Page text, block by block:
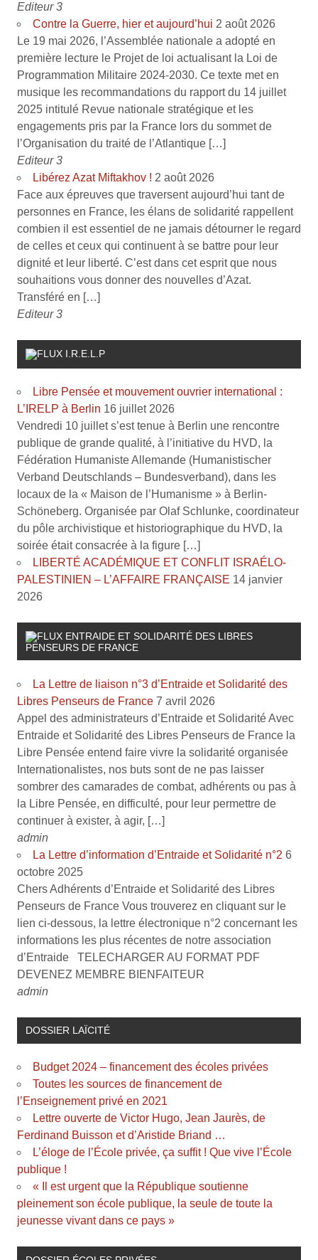
Editeur 3
Contre la Guerre, hier et aujourd’hui 2 août 2026
Le 19 mai 2026, l’Assemblée nationale a adopté en
première lecture le Projet de loi actualisant la Loi de
Programmation Militaire 2024-2030. Ce texte met en
musique les recommandations du rapport du 14 juillet
2025 intitulé Revue nationale stratégique et les
engagements pris par la France lors du sommet de
l’Organisation du traité de l’Atlantique […]
Editeur 3
Libérez Azat Miftakhov ! 2 août 2026
Face aux épreuves que traversent aujourd’hui tant de
personnes en France, les élans de solidarité rappellent
combien il est essentiel de ne jamais détourner le regard
de celles et ceux qui continuent à se battre pour leur
dignité et leur liberté. C’est dans cet esprit que nous
souhaitions vous donner des nouvelles d’Azat.
Transféré en […]
Editeur 3
I.R.E.L.P
Libre Pensée et mouvement ouvrier international :
L’IRELP à Berlin 16 juillet 2026
Vendredi 10 juillet s’est tenue à Berlin une rencontre
publique de grande qualité, à l’initiative du HVD, la
Fédération Humaniste Allemande (Humanistischer
Verband Deutschlands – Bundesverband), dans les
locaux de la « Maison de l’Humanisme » à Berlin-
Schöneberg. Organisée par Olaf Schlunke, coordinateur
du pôle archivistique et historiographique du HVD, la
soirée était consacrée à la figure […]
LIBERTÉ ACADÉMIQUE ET CONFLIT ISRAÉLO-
PALESTINIEN – L’AFFAIRE FRANÇAISE 14 janvier
2026
ENTRAIDE ET SOLIDARITÉ DES LIBRES
PENSEURS DE FRANCE
La Lettre de liaison n°3 d’Entraide et Solidarité des
Libres Penseurs de France 7 avril 2026
Appel des administrateurs d’Entraide et Solidarité Avec
Entraide et Solidarité des Libres Penseurs de France la
Libre Pensée entend faire vivre la solidarité organisée
Internationalistes, nos buts sont de ne pas laisser
sombrer des camarades de combat, adhérents ou pas à
la Libre Pensée, en difficulté, pour leur permettre de
continuer à exister, à agir, […]
admin
La Lettre d’information d’Entraide et Solidarité n°2 6
octobre 2025
Chers Adhérents d’Entraide et Solidarité des Libres
Penseurs de France Vous trouverez en cliquant sur le
lien ci-dessous, la lettre électronique n°2 concernant les
informations les plus récentes de notre association
d’Entraide TELECHARGER AU FORMAT PDF
DEVENEZ MEMBRE BIENFAITEUR
admin
DOSSIER LAÏCITÉ
Budget 2024 – financement des écoles privées
Toutes les sources de financement de
l’Enseignement privé en 2021
Lettre ouverte de Victor Hugo, Jean Jaurès, de
Ferdinand Buisson et d’Aristide Briand …
L’éloge de l’École privée, ça suffit ! Que vive l’École
publique !
« Il est urgent que la République soutienne
pleinement son école publique, la seule de toute la
jeunesse vivant dans ce pays »